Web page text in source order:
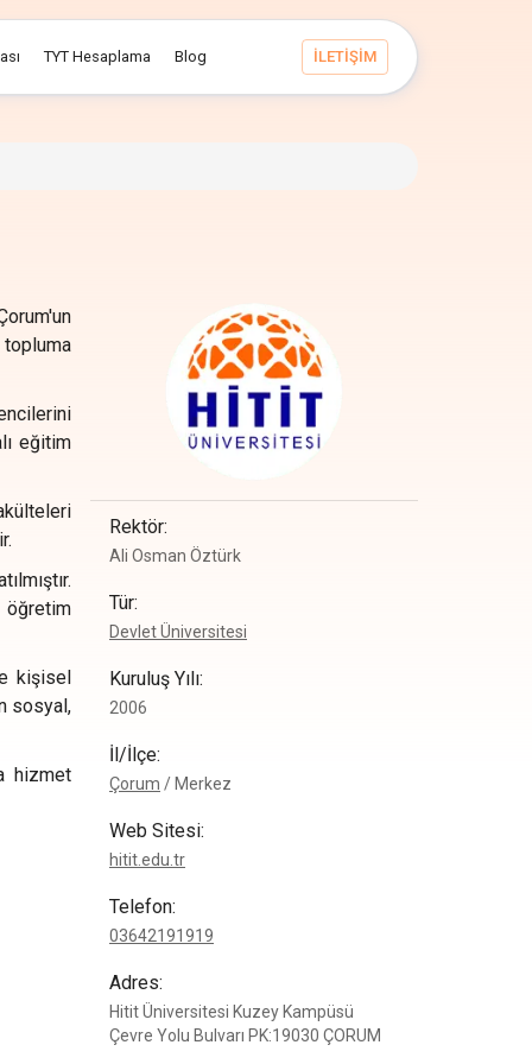
TYT Hesaplama Blog İLETİŞİM
topluma
eğitim
öğretim
kişisel
sosyal,
hizmet
Rektör:
Ali Osman Öztürk
Tür:
Devlet Üniversitesi
Kuruluş Yılı:
2006
İl/İlçe:
Çorum / Merkez
Web Sitesi:
hitit.edu.tr
Telefon:
03642191919
Adres:
Hitit Üniversitesi Kuzey Kampüsü
Çevre Yolu Bulvarı PK:19030 ÇORUM